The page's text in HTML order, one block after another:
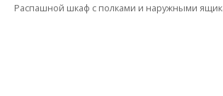
Распашной шкаф с полками и наружными